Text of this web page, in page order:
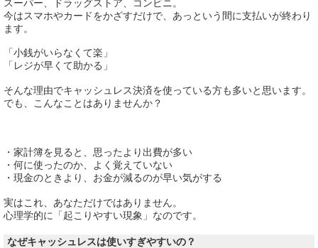
スーパー、ドラッグストア、コンビニ。
今はスマホやカードをかざすだけで、あっという間に支払いが終わり
ます。
「小銭がいらなくて楽」
「レジが早くて助かる」
そんな理由でキャッシュレス決済を使っている方も多いと思います。
でも、こんなことはありませんか？
・家計簿を見ると、思ったより出費が多い
・何に使ったのか、よく覚えていない
・現金のときより、お金が減るのが早い気がする
実はこれ、あなただけではありません。
心理学的に「起こりやすい現象」なのです。
なぜキャッシュレスは使いすぎやすいの？